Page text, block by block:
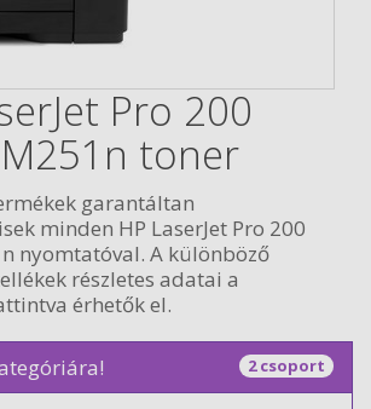
Pro 200
toner
garantáltan
minden HP LaserJet Pro 200
nyomtatóval. A különböző
részletes adatai a
érhetők el.
2 csoport